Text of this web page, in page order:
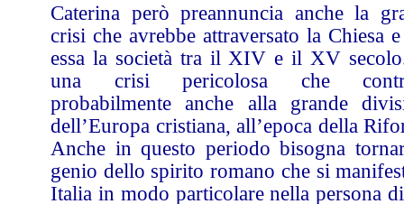
Caterina però preannuncia anche la
crisi che avrebbe attraversato la Chiesa
essa la società tra il XIV e il XV
una crisi pericolosa che
probabilmente anche alla grande
dell’Europa cristiana, all’epoca della
Anche in questo periodo bisogna
genio dello spirito romano che si
Italia in modo particolare nella persona